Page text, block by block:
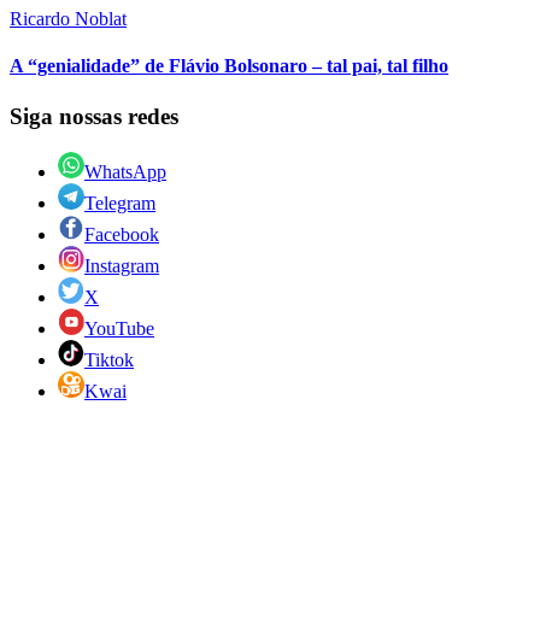
Ricardo Noblat
A “genialidade” de Flávio Bolsonaro – tal pai, tal filho
Siga nossas redes
WhatsApp
Telegram
Facebook
Instagram
X
YouTube
Tiktok
Kwai